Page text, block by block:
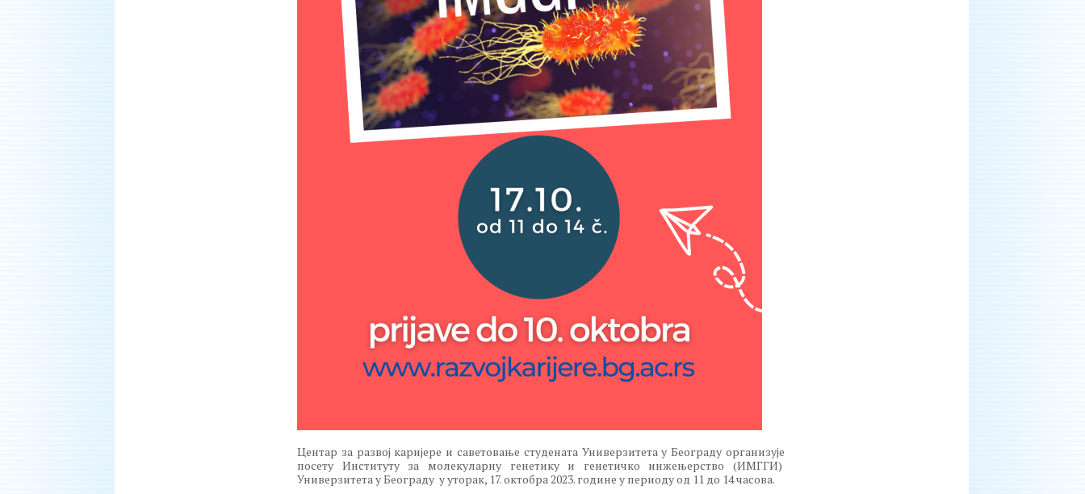
Центар за развој каријере и саветовање студената Универзитета у Београду организује
посету Институту за молекуларну генетику и генетичко инжењерство (ИМГГИ)
Универзитета у Београду у уторак, 17. октобра 2023. године у периоду од 11 до 14 часова.